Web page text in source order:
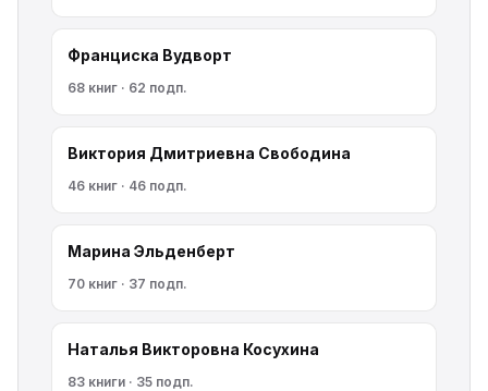
Франциска Вудворт
68 книг · 62 подп.
Виктория Дмитриевна Свободина
46 книг · 46 подп.
Марина Эльденберт
70 книг · 37 подп.
Наталья Викторовна Косухина
83 книги · 35 подп.